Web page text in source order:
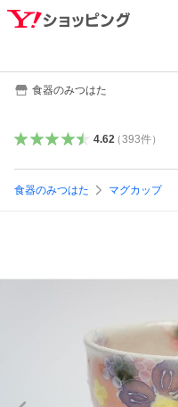
食器のみつはた
4.62（393件）
食器のみつはた マグカップ